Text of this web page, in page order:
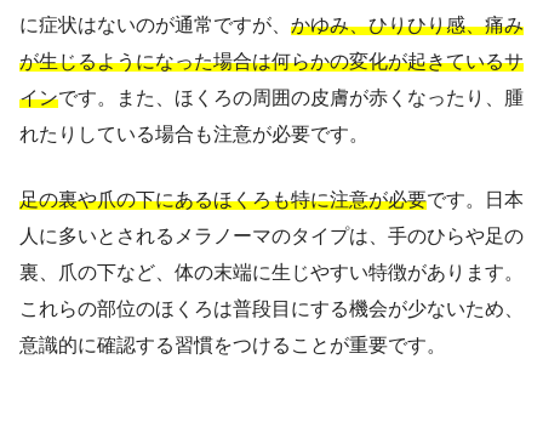
に症状はないのが通常ですが、 かゆみ、ひりひり感、痛み
が生じるようになった場合は何らかの変化が起きているサ
インです。また、ほくろの周囲の皮膚が赤くなったり、腫
れたりしている場合も注意が必要です。
足の裏や爪の下にあるほくろも特に注意が必要です。日本
人に多いとされるメラノーマのタイプは、手のひらや足の
裏、爪の下など、体の末端に生じやすい特徴があります。
これらの部位のほくろは普段目にする機会が少ないため、
意識的に確認する習慣をつけることが重要です。